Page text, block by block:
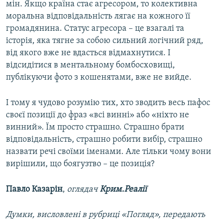
мін. Якщо країна стає агресором, то колективна
моральна відповідальність лягає на кожного її
громадянина. Статус агресора – це взагалі та
історія, яка тягне за собою сильний логічний ряд,
від якого вже не вдасться відмахнутися. І
відсидітися в ментальному бомбосховищі,
публікуючи фото з кошенятами, вже не вийде.
І тому я чудово розумію тих, хто зводить весь пафос
своєї позиції до фраз «всі винні» або «ніхто не
винний». Їм просто страшно. Страшно брати
відповідальність, страшно робити вибір, страшно
назвати речі своїми іменами. Але тільки чому вони
вирішили, що боягузтво – це позиція?
Павло Казарін, оглядачКрим.Реалії
Думки, висловлені в рубриці «Погляд», передають